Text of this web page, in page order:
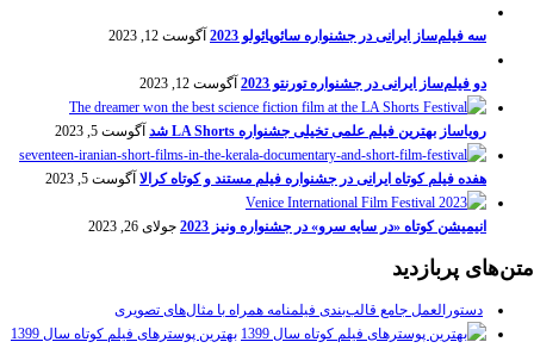
سه فیلم‌ساز ایرانی در جشنواره سائوپائولو 2023 آگوست 12, 2023
دو فیلم‌ساز ایرانی در جشنواره تورنتو 2023 آگوست 12, 2023
رویاساز بهترین فیلم علمی تخیلی جشنواره LA Shorts شد آگوست 5, 2023
هفده فیلم کوتاه ایرانی در جشنواره فیلم مستند و کوتاه کرالا آگوست 5, 2023
انیمیشن کوتاه «در سایه سرو» در جشنواره ونیز 2023 جولای 26, 2023
متن‌های پربازدید
دستورالعمل جامع قالب‌بندی فیلمنامه همراه با مثال‌های تصویری
بهترین پوسترهای فیلم کوتاه سال 1399